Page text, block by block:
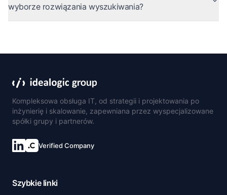
wyborze rozwiązania wyszukiwania?
Kompleksowa obsługa IT, od strategii i projektowania po
inżynierię i skalowanie, zapewniana przez wyspecjalizowane
spółki grupy i partnerów.
Połącz się na LinkedIn
Verified Company
Szybkie linki